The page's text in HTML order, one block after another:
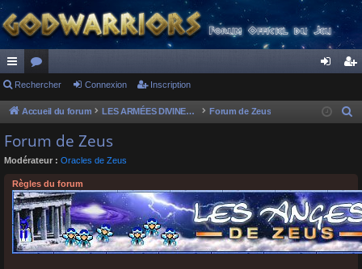
ac
co
ur
ci
or
u
s
ne cri
Rechercher Connexion Inscription
Accueil du forum LES ARMÉES DIVINES - FORUMS DE CLAN Forum de Zeus
r
c
h
e
Forum de Zeus
Modérateur : Oracles de Zeus
Règles du forum